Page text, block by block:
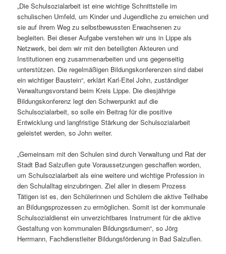
„Die Schulsozialarbeit ist eine wichtige Schnittstelle im
schulischen Umfeld, um Kinder und Jugendliche zu erreichen und
sie auf ihrem Weg zu selbstbewussten Erwachsenen zu
begleiten. Bei dieser Aufgabe verstehen wir uns in Lippe als
Netzwerk, bei dem wir mit den beteiligten Akteuren und
Institutionen eng zusammenarbeiten und uns gegenseitig
unterstützen. Die regelmäßigen Bildungskonferenzen sind dabei
ein wichtiger Baustein“, erklärt Karl-Eitel John, zuständiger
Verwaltungsvorstand beim Kreis Lippe. Die diesjährige
Bildungskonferenz legt den Schwerpunkt auf die
Schulsozialarbeit, so solle ein Beitrag für die positive
Entwicklung und langfristige Stärkung der Schulsozialarbeit
geleistet werden, so John weiter.
„Gemeinsam mit den Schulen sind durch Verwaltung und Rat der
Stadt Bad Salzuflen gute Voraussetzungen geschaffen worden,
um Schulsozialarbeit als eine weitere und wichtige Profession in
den Schulalltag einzubringen. Ziel aller in diesem Prozess
Tätigen ist es, den Schülerinnen und Schülern die aktive Teilhabe
an Bildungsprozessen zu ermöglichen. Somit ist der kommunale
Schulsozialdienst ein unverzichtbares Instrument für die aktive
Gestaltung von kommunalen Bildungsräumen“, so Jörg
Herrmann, Fachdienstleiter Bildungsförderung in Bad Salzuflen.